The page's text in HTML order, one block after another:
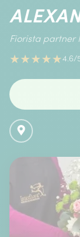
Fiorista partner
★★★★★4.6/